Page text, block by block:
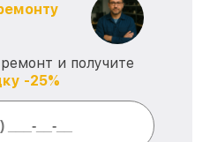
и получите
-25%